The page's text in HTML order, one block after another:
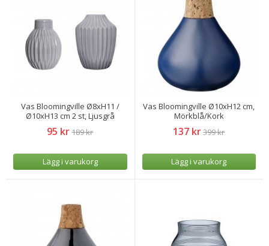
Vas Bloomingville Ø8xH11 /
Ø10xH13 cm 2 st, Ljusgrå
95 kr189 kr
Lägg i varukorg
Vas Bloomingville Ø10xH12 cm,
Mörkblå/Kork
137 kr399 kr
Lägg i varukorg